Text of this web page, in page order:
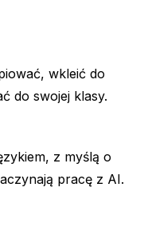
wkleić do
do swojej klasy.
z myślą o
pracę z AI.